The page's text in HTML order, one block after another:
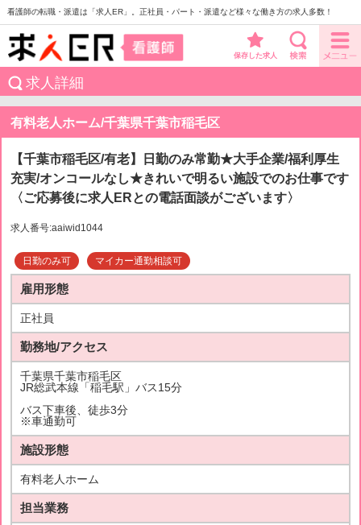
看護師の転職・派遣は「求人ER」。正社員・パート・派遣など様々な働き方の求人多数！
保存した求人
求人詳細
有料老人ホーム/千葉県千葉市稲毛区
【千葉市稲毛区/有老】日勤のみ常勤★大手企業/福利厚生
充実/オンコールなし★きれいで明るい施設でのお仕事です
〈ご応募後に求人ERとの電話面談がございます〉
求人番号:aaiwid1044
日勤のみ可 マイカー通勤相談可
雇用形態
正社員
勤務地/アクセス
千葉県千葉市稲毛区
JR総武本線「稲毛駅」バス15分
バス下車後、徒歩3分
※車通勤可
施設形態
有料老人ホーム
担当業務